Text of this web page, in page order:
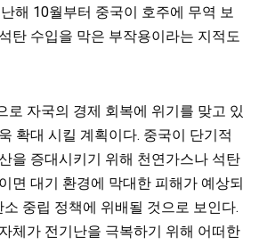
해 10월부터 중국이 호주에 무역 보
탄 수입을 막은 부작용이라는 지적도
로 자국의 경제 회복에 위기를 맞고 있
확대 시킬 계획이다. 중국이 단기적
을 증대시키기 위해 천연가스나 석탄
면 대기 환경에 막대한 피해가 예상되
중립 정책에 위배될 것으로 보인다.
체가 전기난을 극복하기 위해 어떠한